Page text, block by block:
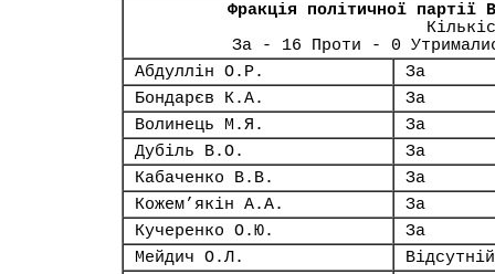
Фракція політичної партії
За - 16 Проти - 0
Абдуллін О.Р.
За
Бондарєв К.А.
За
Волинець М.Я.
За
Дубіль В.О.
За
Кабаченко В.В.
За
Кожем’якін А.А.
За
Кучеренко О.Ю.
За
Мейдич О.Л.
Відсутній